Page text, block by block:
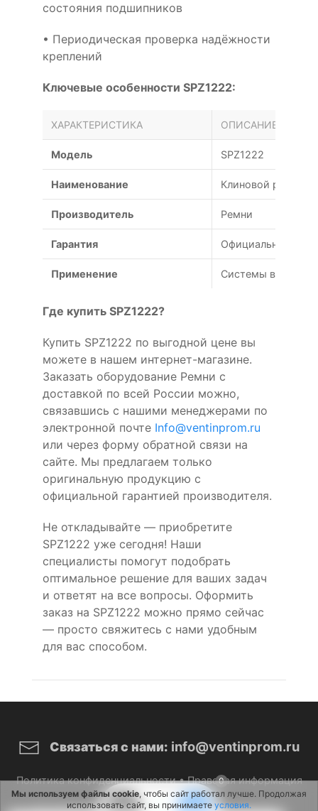
0
состояния подшипников
• Периодическая проверка надёжности
креплений
Ключевые особенности SPZ1222:
ХАРАКТЕРИСТИКА ОПИСАНИЕ
Модель SPZ1222
Наименование Клиновой ремень
Производитель Ремни
Гарантия Официальная
Применение Системы
Где купить SPZ1222?
Купить SPZ1222 по выгодной цене вы
можете в нашем интернет-магазине.
Заказать оборудование Ремни с
доставкой по всей России можно,
связавшись с нашими менеджерами по
электронной почте Info@ventinprom.ru
или через форму обратной связи на
сайте. Мы предлагаем только
оригинальную продукцию с
официальной гарантией производителя.
Не откладывайте — приобретите
SPZ1222 уже сегодня! Наши
специалисты помогут подобрать
оптимальное решение для ваших задач
и ответят на все вопросы. Оформить
заказ на SPZ1222 можно прямо сейчас
— просто свяжитесь с нами удобным
для вас способом.
Связаться с нами: info@ventinprom.ru
Политика конфиденциальности•Правовая информация
Мы используем файлы cookie, чтобы сайт работал лучше. Продолжая
использовать сайт, вы принимаете условия.